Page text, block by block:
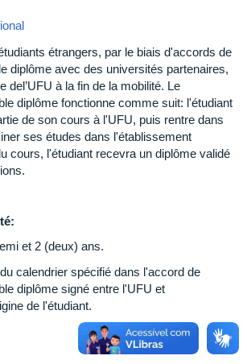
étrangers, par le biais d'accords de
diplôme avec des universités partenaires,
del’UFU à la fin de la mobilité. Le
diplôme fonctionne comme suit: l'étudiant
de son cours à l'UFU, puis rentre dans
ses études dans l'établissement
cours, l'étudiant recevra un diplôme validé
et 2 (deux) ans.
calendrier spécifié dans l'accord de
diplôme signé entre l'UFU et
de l'étudiant.